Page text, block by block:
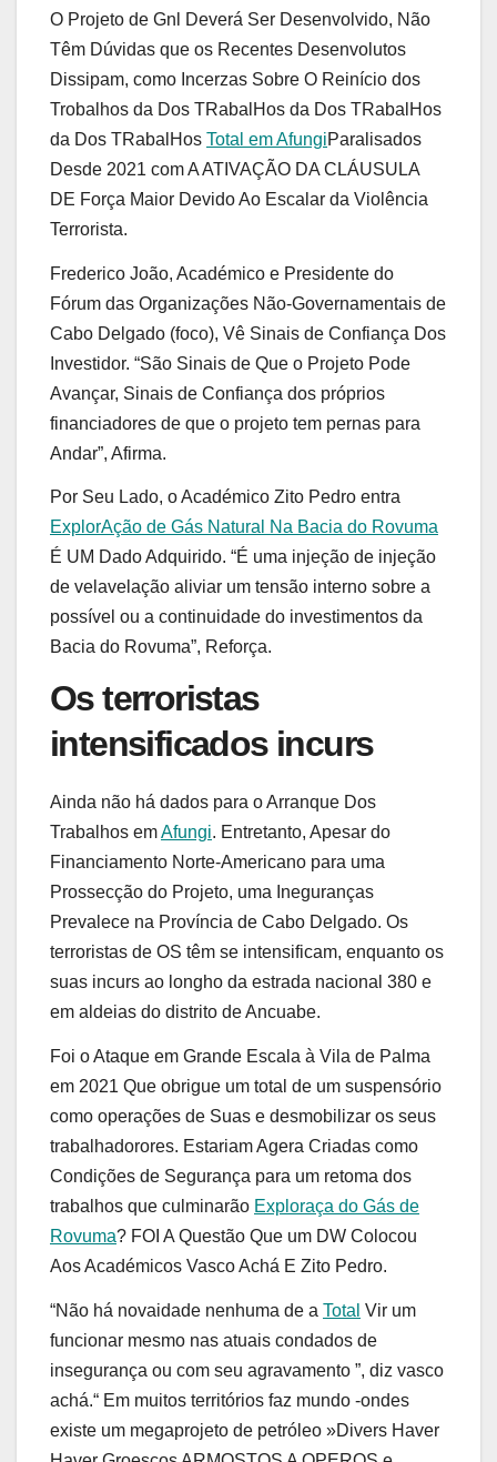
O Projeto de Gnl Deverá Ser Desenvolvido, Não
Têm Dúvidas que os Recentes Desenvolutos
Dissipam, como Incerzas Sobre O Reinício dos
Trobalhos da Dos TRabalHos da Dos TRabalHos
da Dos TRabalHos Total em AfungiParalisados ​​
Desde 2021 com A ATIVAÇÃO DA CLÁUSULA
DE Força Maior Devido Ao Escalar da Violência
Terrorista.
Frederico João, Académico e Presidente do
Fórum das Organizações Não-Governamentais de
Cabo Delgado (foco), Vê Sinais de Confiança Dos
Investidor. “São Sinais de Que o Projeto Pode
Avançar, Sinais de Confiança dos próprios
financiadores de que o projeto tem pernas para
Andar”, Afirma.
Por Seu Lado, o Académico Zito Pedro entra
ExplorAção de Gás Natural Na Bacia do Rovuma
É UM Dado Adquirido. “É uma injeção de injeção
de velavelação aliviar um tensão interno sobre a
possível ou a continuidade do investimentos da
Bacia do Rovuma”, Reforça.
Os terroristas
intensificados incurs
Ainda não há dados para o Arranque Dos
Trabalhos emAfungi. Entretanto, Apesar do
Financiamento Norte-Americano para uma
Prossecção do Projeto, uma Ineguranças
Prevalece na Província de Cabo Delgado. Os
terroristas de OS têm se intensificam, enquanto os
suas incurs ao longho da estrada nacional 380 e
em aldeias do distrito de Ancuabe.
Foi o Ataque em Grande Escala à Vila de Palma
em 2021 Que obrigue um total de um suspensório
como operações de Suas e desmobilizar os seus
trabalhadorores. Estariam Agera Criadas como
Condições de Segurança para um retoma dos
trabalhos que culminarão Exploraça do Gás de
Rovuma? FOI A Questão Que um DW Colocou
Aos Académicos Vasco Achá E Zito Pedro.
“Não há novaidade nenhuma de a Total Vir um
funcionar mesmo nas atuais condados de
insegurança ou com seu agravamento ”, diz vasco
achá.“ Em muitos territórios faz mundo -ondes
existe um megaprojeto de petróleo »Divers Haver